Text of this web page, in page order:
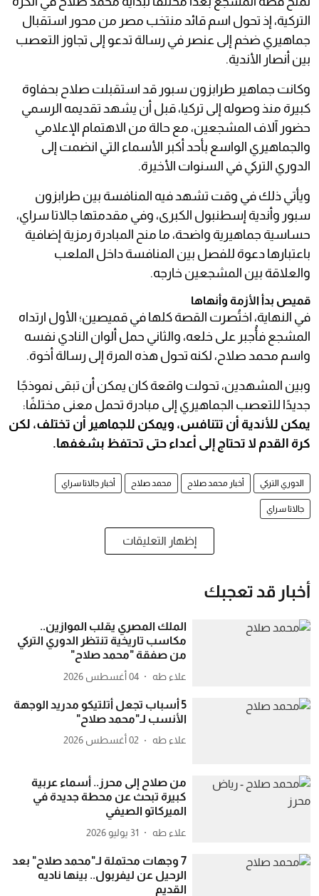
التركية، إذ تحول اسم قائد منتخب مصر من محور استقبال
جماهيري ضخم إلى عنصر في رسالة تدعو إلى تجاوز التعصب
بين أنصار الأندية.
وكانت جماهير طرابزون سبور قد استقبلت صلاح بحفاوة
كبيرة منذ وصوله إلى تركيا، قبل أن يشهد تقديمه الرسمي
حضور آلاف المشجعين، مع حالة من الاهتمام الإعلامي
والجماهيري الواسع بأحد أكبر الأسماء التي انضمت إلى
الدوري التركي في السنوات الأخيرة.
ويأتي ذلك في وقت تشهد فيه المنافسة بين طرابزون
سبور وأندية إسطنبول الكبرى، وفي مقدمتها جالاتا سراي،
حساسية جماهيرية واضحة، ما منح المبادرة رمزية إضافية
باعتبارها دعوة للفصل بين المنافسة داخل الملعب
والعلاقة بين المشجعين خارجه.
قميص بدأ الأزمة وأنهاها
في النهاية، اختُصرت القصة كلها في قميصين؛ الأول ارتداه
المشجع فأُجبر على خلعه، والثاني حمل ألوان النادي نفسه
واسم محمد صلاح، لكنه تحول هذه المرة إلى رسالة أخوة.
وبين المشهدين، تحولت واقعة كان يمكن أن تبقى نموذجًا
جديدًا للتعصب الجماهيري إلى مبادرة تحمل معنى مختلفًا:
يمكن للأندية أن تتنافس، ويمكن للجماهير أن تختلف، لكن
كرة القدم لا تحتاج إلى أعداء حتى تحتفظ بشغفها.
الدوري التركي أخبار محمد صلاح محمد صلاح أخبار جالاتا سراي
جالاتا سراي
إظهار التعليقات
أخبار قد تعجبك
الملك المصري يقلب الموازين..
مكاسب تاريخية تنتظر الدوري التركي
من صفقة "محمد صلاح"
علاء طه 04 أغسطس 2026
5 أسباب تجعل أتلتيكو مدريد الوجهة
الأنسب لـ"محمد صلاح"
علاء طه 02 أغسطس 2026
من صلاح إلى محرز.. أسماء عربية
كبيرة تبحث عن محطة جديدة في
الميركاتو الصيفي
علاء طه 31 يوليو 2026
7 وجهات محتملة لـ"محمد صلاح" بعد
الرحيل عن ليفربول.. بينها ناديه
القديم